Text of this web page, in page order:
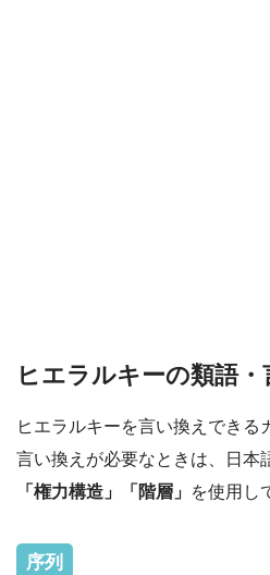
ヒエラルキーの類語
ヒエラルキーを言い換えできる
言い換えが必要なときは、日本
「権力構造」「階層」 を使用し
序列